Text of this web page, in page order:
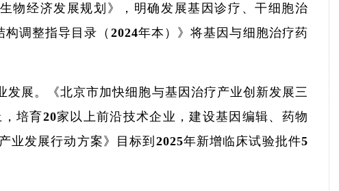
物经济发展规划》，明确发展基因诊疗、干细胞治
调整指导目录（2024年本）》将基因与细胞治疗药
展。《北京市加快细胞与基因治疗产业创新发展三
培育20家以上前沿技术企业，建设基因编辑、药物
业发展行动方案》目标到2025年新增临床试验批件5